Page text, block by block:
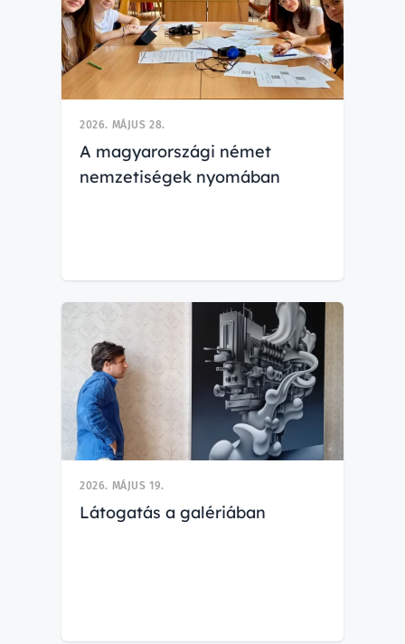
2026. MÁJUS 28.
A magyarországi német
nemzetiségek nyomában
2026. MÁJUS 19.
Látogatás a galériában